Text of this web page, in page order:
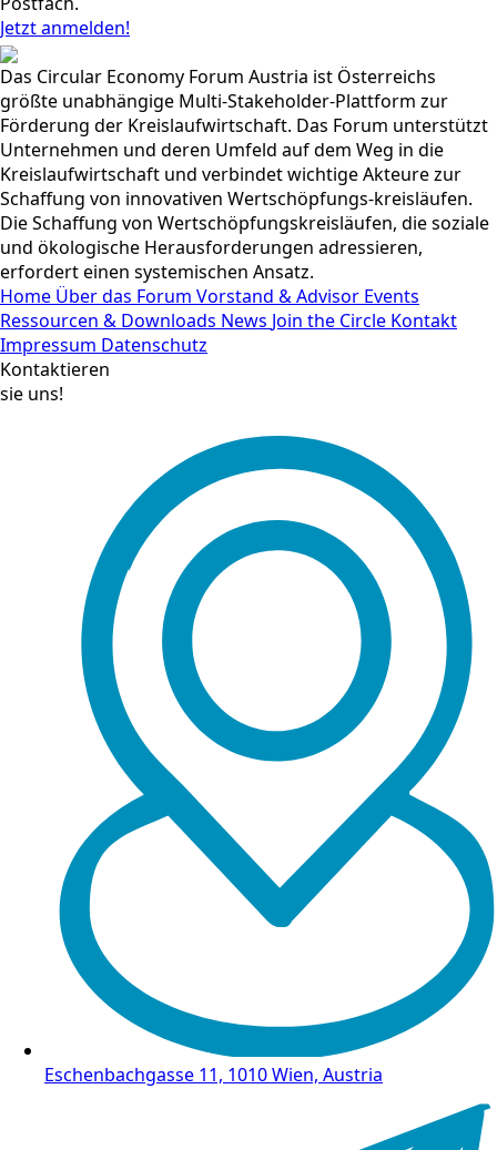
Jetzt anmelden!
Das Circular Economy Forum Austria ist Österreichs
größte unabhängige Multi-Stakeholder-Plattform zur
Förderung der Kreislaufwirtschaft. Das Forum unterstützt
Unternehmen und deren Umfeld auf dem Weg in die
Kreislaufwirtschaft und verbindet wichtige Akteure zur
Schaffung von innovativen Wertschöpfungs-kreisläufen.
Die Schaffung von Wertschöpfungskreisläufen, die soziale
und ökologische Herausforderungen adressieren,
erfordert einen systemischen Ansatz.
Home Über das Forum Vorstand & Advisor Events
Ressourcen & Downloads News Join the Circle Kontakt
Impressum Datenschutz
Kontaktieren
sie uns!
Eschenbachgasse 11, 1010 Wien, Austria